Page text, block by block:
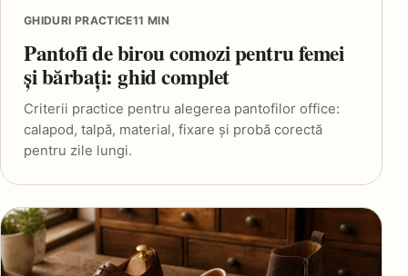
GHIDURI PRACTICE11 MIN
Pantofi de birou comozi pentru femei
și bărbați: ghid complet
Criterii practice pentru alegerea pantofilor office:
calapod, talpă, material, fixare și probă corectă
pentru zile lungi.